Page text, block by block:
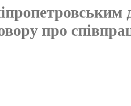
про